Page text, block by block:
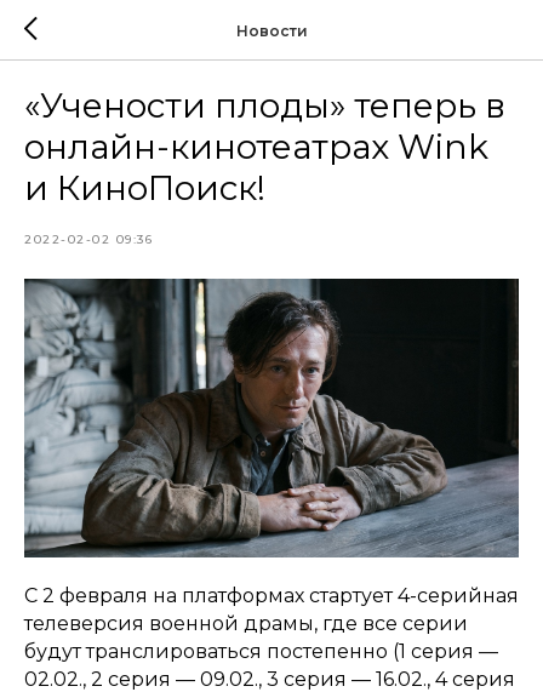
Новости
«Учености плоды» теперь в
онлайн-кинотеатрах Wink
и КиноПоиск!
2022-02-02 09:36
С 2 февраля на платформах стартует 4-серийная
телеверсия военной драмы, где все серии
будут транслироваться постепенно (1 серия —
02.02., 2 серия — 09.02., 3 серия — 16.02., 4 серия